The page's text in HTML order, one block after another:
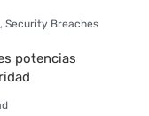
,Security Breaches
potencias